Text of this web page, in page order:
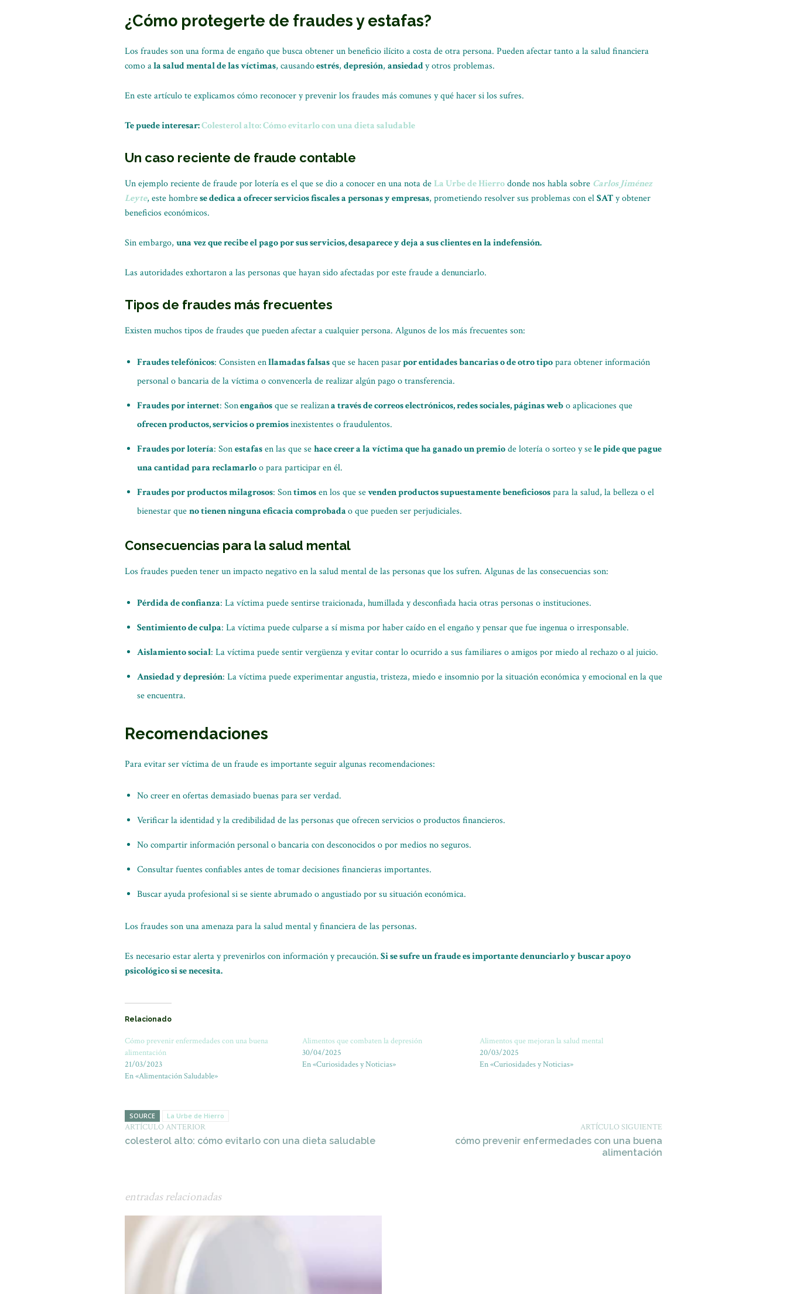
¿Cómo protegerte de fraudes y estafas?
Los fraudes son una forma de engaño que busca obtener un beneficio ilícito a costa de otra persona. Pueden afectar tanto a la salud financiera
como ala salud mental de las víctimas, causandoestrés, depresión, ansiedady otros problemas.
En este artículo te explicamos cómo reconocer y prevenir los fraudes más comunes y qué hacer si los sufres.
Te puede interesar:Colesterol alto: Cómo evitarlo con una dieta saludable
Un caso reciente de fraude contable
Un ejemplo reciente de fraude por lotería es el que se dio a conocer en una nota deLa Urbe de Hierrodonde nos habla sobre Carlos Jiménez
Leyte, este hombrese dedica a ofrecer servicios fiscales a personas y empresas, prometiendo resolver sus problemas con elSATy obtener
beneficios económicos.
Sin embargo, una vez que recibe el pago por sus servicios, desaparece y deja a sus clientes en la indefensión.
Las autoridades exhortaron a las personas que hayan sido afectadas por este fraude a denunciarlo.
Tipos de fraudes más frecuentes
Existen muchos tipos de fraudes que pueden afectar a cualquier persona. Algunos de los más frecuentes son:
Fraudes telefónicos: Consisten enllamadas falsasque se hacen pasarpor entidades bancarias o de otro tipopara obtener información
personal o bancaria de la víctima o convencerla de realizar algún pago o transferencia.
Fraudes por internet: Sonengañosque se realizana través de correos electrónicos, redes sociales, páginas webo aplicaciones que
ofrecen productos, servicios o premiosinexistentes o fraudulentos.
Fraudes por lotería: Sonestafasen las que sehace creer a la víctima que ha ganado un premiode lotería o sorteo y sele pide que pague
una cantidad para reclamarloo para participar en él.
Fraudes por productos milagrosos: Sontimosen los que sevenden productos supuestamente beneficiosospara la salud, la belleza o el
bienestar queno tienen ninguna eficacia comprobadao que pueden ser perjudiciales.
Consecuencias para la salud mental
Los fraudes pueden tener un impacto negativo en la salud mental de las personas que los sufren. Algunas de las consecuencias son:
Pérdida de confianza: La víctima puede sentirse traicionada, humillada y desconfiada hacia otras personas o instituciones.
Sentimiento de culpa: La víctima puede culparse a sí misma por haber caído en el engaño y pensar que fue ingenua o irresponsable.
Aislamiento social: La víctima puede sentir vergüenza y evitar contar lo ocurrido a sus familiares o amigos por miedo al rechazo o al juicio.
Ansiedad y depresión: La víctima puede experimentar angustia, tristeza, miedo e insomnio por la situación económica y emocional en la que
se encuentra.
Recomendaciones
Para evitar ser víctima de un fraude es importante seguir algunas recomendaciones:
No creer en ofertas demasiado buenas para ser verdad.
Verificar la identidad y la credibilidad de las personas que ofrecen servicios o productos financieros.
No compartir información personal o bancaria con desconocidos o por medios no seguros.
Consultar fuentes confiables antes de tomar decisiones financieras importantes.
Buscar ayuda profesional si se siente abrumado o angustiado por su situación económica.
Los fraudes son una amenaza para la salud mental y financiera de las personas.
Es necesario estar alerta y prevenirlos con información y precaución.Si se sufre un fraude es importante denunciarlo y buscar apoyo
psicológico si se necesita.
Relacionado
Cómo prevenir enfermedades con una buena
alimentación
21/03/2023
En «Alimentación Saludable»
Alimentos que combaten la depresión
30/04/2025
En «Curiosidades y Noticias»
Alimentos que mejoran la salud mental
20/03/2025
En «Curiosidades y Noticias»
SOURCE La Urbe de Hierro
ARTÍCULO ANTERIOR
colesterol alto: cómo evitarlo con una dieta saludable
ARTÍCULO SIGUIENTE
cómo prevenir enfermedades con una buena
alimentación
entradas relacionadas